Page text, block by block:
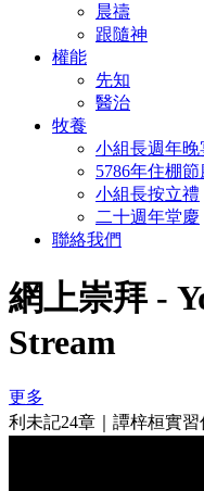
晨禱
跟隨神
權能
先知
醫治
牧養
小組長週年晚
5786年住棚
小組長按立禮
二十週年堂慶
聯絡我們
網上崇拜 -
Stream
更多
利未記24章｜譚梓桓實習